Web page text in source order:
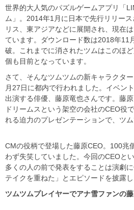
世界的大人気のパズルゲームアプリ「
ム」。2014年1月に日本で先行リリー
リス、東アジアなどに展開され、現在
ています。ダウンロード数は2018年11
破。これまでに消されたツムはこのほ
個も目前となっています。
さて、そんなツムツムの新キャラクタ
月27日に都内で行われました。イベン
出演する俳優、藤原竜也さんです。藤
ドリームスという架空の会社のCEO役
れる迫力のプレゼンテーションで、ツム
CMの役柄で登場した藤原CEO。100兆
わず失笑していました。今回のCEOと
多くの人の前で発表をすることは演劇
テイクを重ねた」とエピソードを披露し
ツムツムプレイヤーでアナ雪ファンの